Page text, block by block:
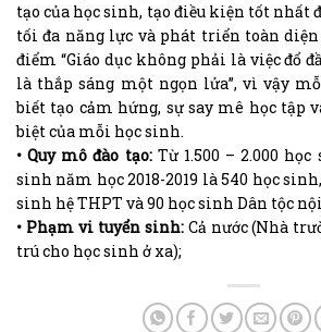
tạo của học sinh, tạo điều kiện tốt nhất
tối đa năng lực và phát triển toàn
điểm “Giáo dục không phải là việc đổ
là thắp sáng một ngọn lửa”, vì vậy
biết tạo cảm hứng, sự say mê học tập
biệt của mỗi học sinh.
• Quy mô đào tạo:Từ 1.500 – 2.000
sinh năm học 2018-2019 là 540 học
sinh hệ THPT và 90 học sinh Dân tộc
• Phạm vi tuyển sinh:Cả nước (Nhà
trú cho học sinh ở xa);